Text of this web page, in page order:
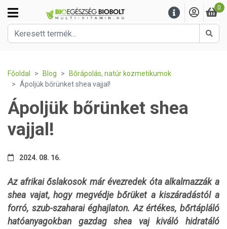
0
Főoldal Blog
Bőrápolás, natúr kozmetikumok
Ápoljük bőrünket shea vajjal!
Ápoljük bőrünket shea
vajjal!
2024. 08. 16.
Az afrikai őslakosok már évezredek óta alkalmazzák a
shea vajat, hogy megvédje bőrüket a kiszáradástól a
forró, szub-szaharai éghajlaton. Az értékes, bőrtápláló
hatóanyagokban gazdag shea vaj kiváló hidratáló